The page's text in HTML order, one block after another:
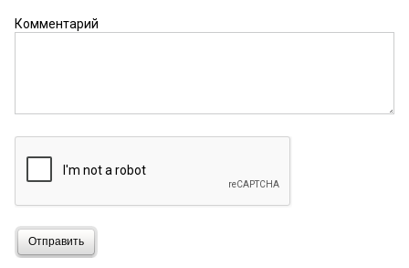
Комментарий
Отправить